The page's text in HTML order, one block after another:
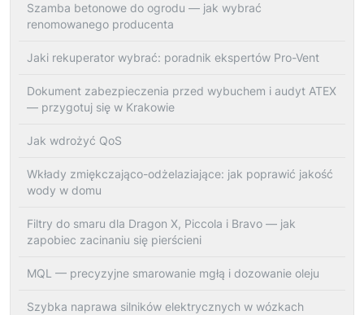
Szamba betonowe do ogrodu — jak wybrać
renomowanego producenta
Jaki rekuperator wybrać: poradnik ekspertów Pro-Vent
Dokument zabezpieczenia przed wybuchem i audyt ATEX
— przygotuj się w Krakowie
Jak wdrożyć QoS
Wkłady zmiękczająco-odżelaziające: jak poprawić jakość
wody w domu
Filtry do smaru dla Dragon X, Piccola i Bravo — jak
zapobiec zacinaniu się pierścieni
MQL — precyzyjne smarowanie mgłą i dozowanie oleju
Szybka naprawa silników elektrycznych w wózkach